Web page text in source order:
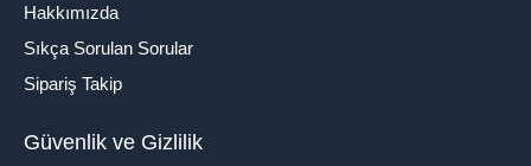
Hakkımızda
Sıkça Sorulan Sorular
Sipariş Takip
Güvenlik ve Gizlilik